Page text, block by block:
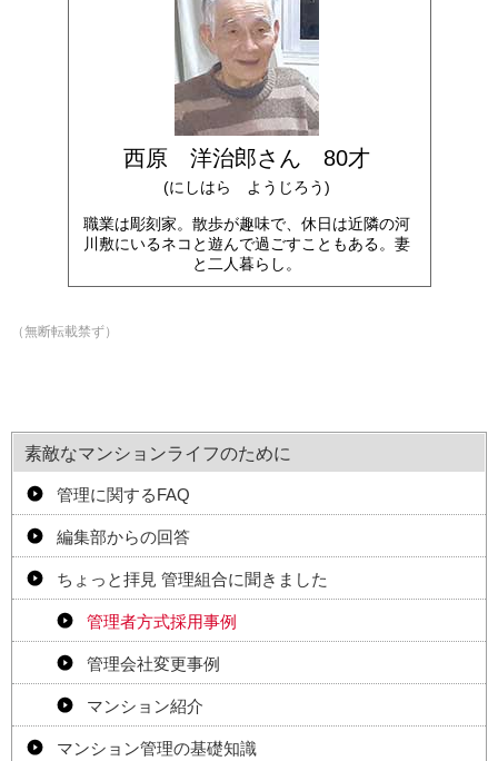
西原 洋治郎さん 80才
(にしはら ようじろう)
職業は彫刻家。散歩が趣味で、休日は近隣の河
川敷にいるネコと遊んで過ごすこともある。妻
と二人暮らし。
（無断転載禁ず）
素敵なマンションライフのために
管理に関するFAQ
編集部からの回答
ちょっと拝見 管理組合に聞きました
管理者方式採用事例
管理会社変更事例
マンション紹介
マンション管理の基礎知識